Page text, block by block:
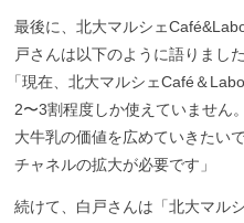
最後に、北大マルシェ
戸さんは以下のように語りました
「現在、北大マルシェCafé＆
2〜3割程度しか使えていません
大牛乳の価値を広めていきたい
チャネルの拡大が必要です」
続けて、白戸さんは「北大マル